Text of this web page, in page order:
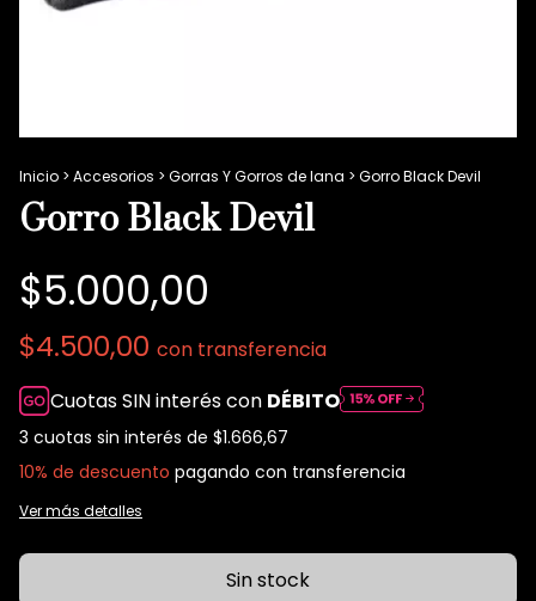
Inicio > Accesorios > Gorras Y Gorros de lana > Gorro Black Devil
Gorro Black Devil
$5.000,00
$4.500,00 con transferencia
Cuotas SIN interés con DÉBITO
3 cuotas sin interés de $1.666,67
10% de descuento pagando con transferencia
Ver más detalles